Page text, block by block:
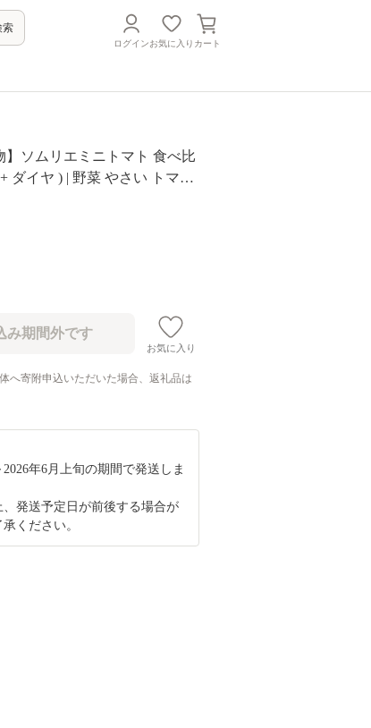
索
ログインお気に入り カート
】ソムリエミニトマト 食べ比
ダイヤ ) | 野菜 やさい トマト
お気に入り
へ寄附申込いただいた場合、返礼品は
年6月上旬の期間で発送しま
発送予定日が前後する場合が
ください。